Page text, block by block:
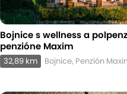
Bojnice s wellness a
penzióne Maxim
32,89 km Bojnice, Penzión